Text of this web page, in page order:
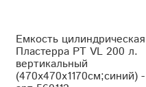
Емкость цилиндрическая
Пластерра PT VL 200 л.
вертикальный
(470x470x1170см;синий) -